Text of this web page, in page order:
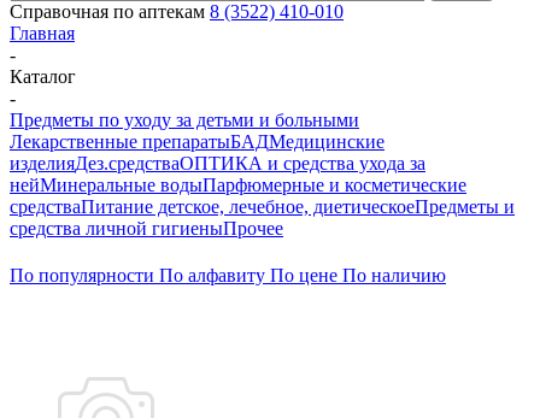
Справочная по аптекам 8 (3522) 410-010
Главная
-
Каталог
-
Предметы по уходу за детьми и больными
Лекарственные препаратыБАДМедицинские
изделияДез.средстваОПТИКА и средства ухода за
нейМинеральные водыПарфюмерные и косметические
средстваПитание детское, лечебное, диетическоеПредметы и
средства личной гигиеныПрочее
По популярности По алфавиту По цене По наличию